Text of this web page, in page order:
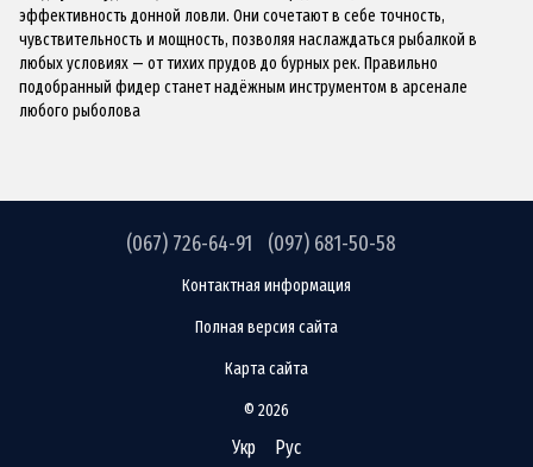
эффективность донной ловли. Они сочетают в себе точность,
чувствительность и мощность, позволяя наслаждаться рыбалкой в
любых условиях — от тихих прудов до бурных рек. Правильно
подобранный фидер станет надёжным инструментом в арсенале
любого рыболова
(067) 726-64-91 (097) 681-50-58
Контактная информация
Полная версия сайта
Карта сайта
© 2026
Укр Рус